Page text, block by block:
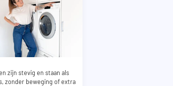
zijn stevig en staan als
zonder beweging of extra